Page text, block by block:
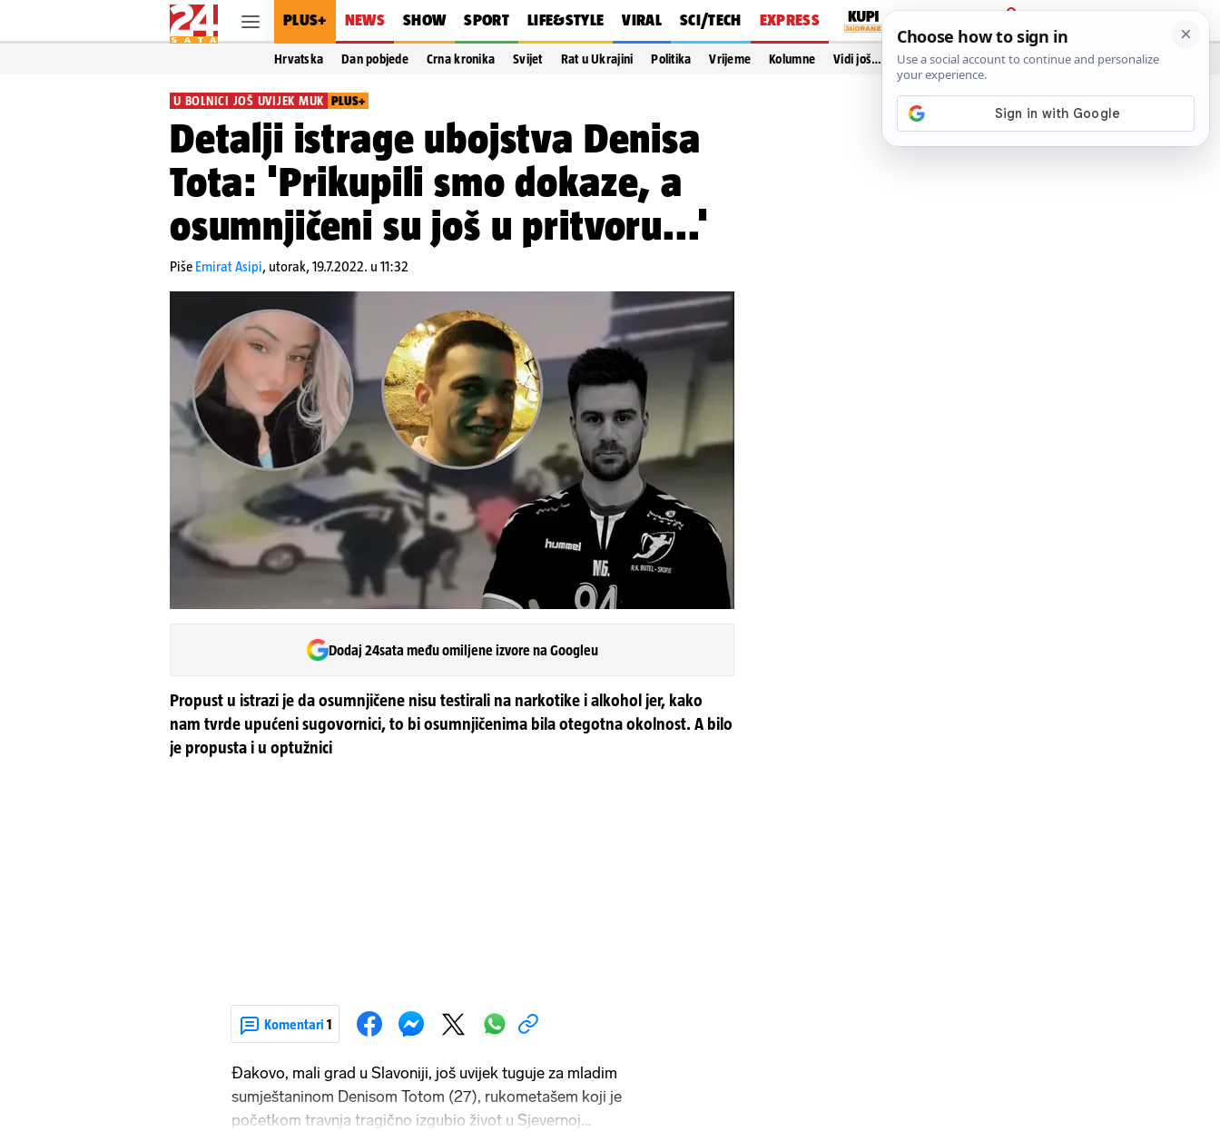
PLUS+ NEWS SHOW SPORT LIFE&STYLE VIRAL SCI/TECH EXPRESS
PRIJAVA
Hrvatska Dan pobjede Crna kronika Svijet Rat u Ukrajini Politika Vrijeme Kolumne Vidi još…
U BOLNICI JOŠ UVIJEK MUK PLUS+
Detalji istrage ubojstva Denisa
Tota: 'Prikupili smo dokaze, a
osumnjičeni su još u pritvoru...'
Piše Emirat Asipi, utorak, 19.7.2022. u 11:32
Dodaj 24sata među omiljene izvore na Googleu
Propust u istrazi je da osumnjičene nisu testirali na narkotike i alkohol jer, kako
nam tvrde upućeni sugovornici, to bi osumnjičenima bila otegotna okolnost. A bilo
je propusta i u optužnici
Komentari 1
Đakovo, mali grad u Slavoniji, još uvijek tuguje za mladim
sumještaninom Denisom Totom (27), rukometašem koji je
početkom travnja tragično izgubio život u Sjevernoj